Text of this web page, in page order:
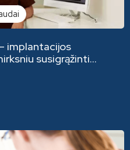
implantacijos
susigrąžinti